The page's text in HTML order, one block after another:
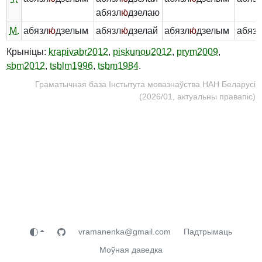
абязлю́дзелаю
М. абязлю́дзелым абязлю́дзелай абязлю́дзелым абязл
Крыніцы: krapivabr2012, piskunou2012, prym2009,
sbm2012, tsblm1996, tsbm1984.
Граматычная база Інстытута мовазнаўства НАН Беларусі
(2026/01, актуальны правапіс)
vramanenka@gmail.com
Падтрымаць
Моўная даведка